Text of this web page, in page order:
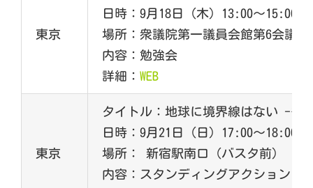
東京
日時：9月18日（木）13:00～15:00
場所：衆議院第一議員会館第6会議室
内容：勉強会
詳細： WEB
東京
タイトル：地球に境界線はない -も
日時：9月21日（日）17:00～18:00
場所： 新宿駅南口（バスタ前）
内容：スタンディングアクション